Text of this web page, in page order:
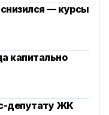
— курсы
капитально
депутату ЖК